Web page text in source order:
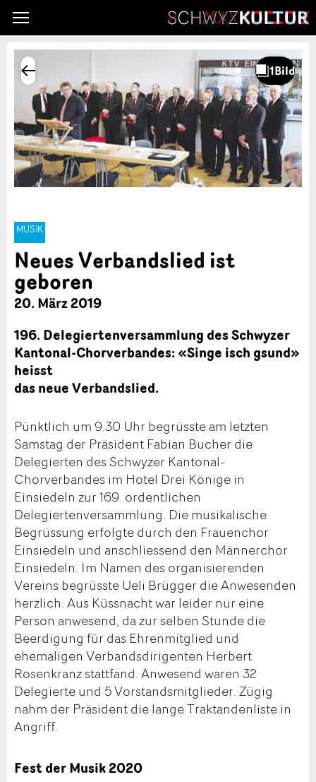
MUSIK
Neues Verbandslied ist
geboren
20. März 2019
196. Delegiertenversammlung des Schwyzer
Kantonal-Chorverbandes: «Singe isch gsund»
heisst
das neue Verbandslied.
Pünktlich um 9.30 Uhr begrüsste am letzten
Samstag der Präsident Fabian Bucher die
Delegierten des Schwyzer Kantonal-
Chorverbandes im Hotel Drei Könige in
Einsiedeln zur 169. ordentlichen
Delegiertenversammlung. Die musikalische
Begrüssung erfolgte durch den Frauenchor
Einsiedeln und anschliessend den Männerchor
Einsiedeln. Im Namen des organisierenden
Vereins begrüsste Ueli Brügger die Anwesenden
herzlich. Aus Küssnacht war leider nur eine
Person anwesend, da zur selben Stunde die
Beerdigung für das Ehrenmitglied und
ehemaligen Verbandsdirigenten Herbert
Rosenkranz stattfand. Anwesend waren 32
Delegierte und 5 Vorstandsmitglieder. Zügig
nahm der Präsident die lange Traktandenliste in
Angriff.
Fest der Musik 2020